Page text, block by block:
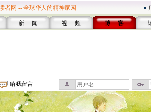
者网 -- 全球华人的精神家园
新 闻 视 频 博 客
给我留言